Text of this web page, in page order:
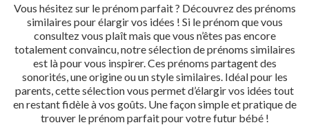
Vous hésitez sur le prénom parfait ? Découvrez des prénoms
similaires pour élargir vos idées ! Si le prénom que vous
consultez vous plaît mais que vous n’êtes pas encore
totalement convaincu, notre sélection de prénoms similaires
est là pour vous inspirer. Ces prénoms partagent des
sonorités, une origine ou un style similaires. Idéal pour les
parents, cette sélection vous permet d’élargir vos idées tout
en restant fidèle à vos goûts. Une façon simple et pratique de
trouver le prénom parfait pour votre futur bébé !